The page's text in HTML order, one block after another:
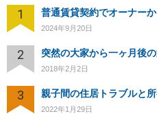
1
2024年9月20日
2
2018年2月2日
3 親子間の住居トラブルと
2022年1月29日